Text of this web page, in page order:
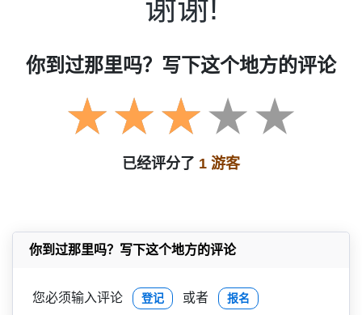
谢谢!
你到过那里吗？写下这个地方的评论
已经评分了 1 游客
你到过那里吗？写下这个地方的评论
您必须输入评论 登记 或者 报名